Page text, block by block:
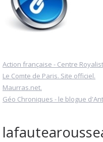
Action française - Centre
Le Comte de Paris. Site officiel.
Maurras.net.
Géo Chroniques - le blogue